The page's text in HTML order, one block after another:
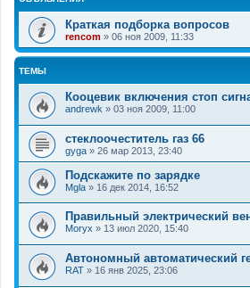
Краткая подборка вопросов
rencom » 06 ноя 2009, 11:33
ТЕМЫ
Кооцевик включения стоп
andrewk » 03 ноя 2009, 11:00
стеклоочеститель газ 66
gyga » 26 мар 2013, 23:40
Подскажите по зарядке
Mgla » 16 дек 2014, 16:52
Правильный электрический
Moryx » 13 июл 2020, 15:40
Автономный автоматический
RAT » 16 янв 2025, 23:06